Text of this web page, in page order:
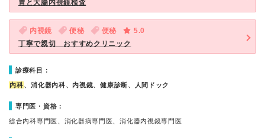
胃と大腸内視鏡検査
内視鏡 便秘 便秘
5.0
丁寧で親切 おすすめクリニック
診療科目：
内科、消化器内科、内視鏡、健康診断、人間ドック
専門医・資格：
総合内科専門医、消化器病専門医、消化器内視鏡専門医